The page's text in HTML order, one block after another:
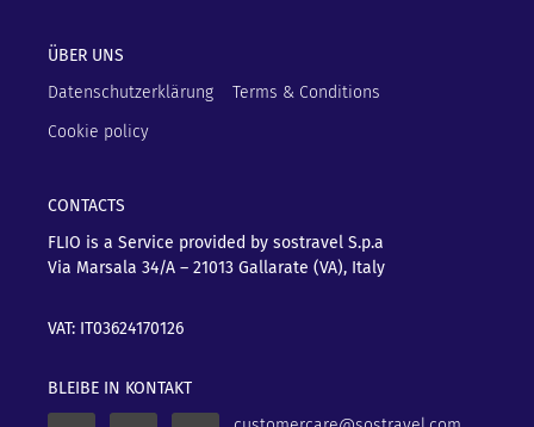
ÜBER UNS
Datenschutzerklärung
Terms & Conditions
Cookie policy
CONTACTS
FLIO is a Service provided by sostravel S.p.a
Via Marsala 34/A – 21013 Gallarate (VA), Italy
VAT: IT03624170126
BLEIBE IN KONTAKT